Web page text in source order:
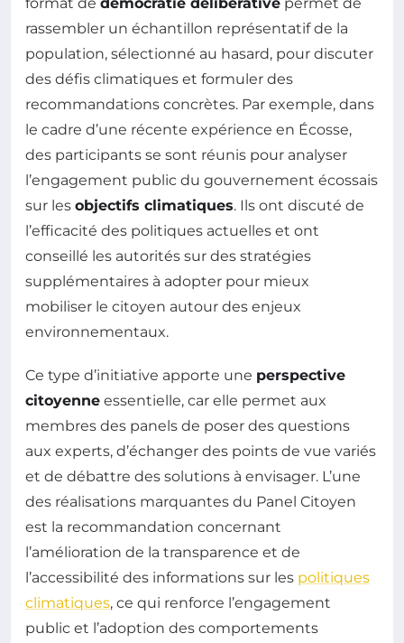
rassembler un échantillon représentatif de la
population, sélectionné au hasard, pour discuter
des défis climatiques et formuler des
recommandations concrètes. Par exemple, dans
le cadre d’une récente expérience en Écosse,
des participants se sont réunis pour analyser
l’engagement public du gouvernement écossais
sur les objectifs climatiques. Ils ont discuté de
l’efficacité des politiques actuelles et ont
conseillé les autorités sur des stratégies
supplémentaires à adopter pour mieux
mobiliser le citoyen autour des enjeux
environnementaux.
Ce type d’initiative apporte une perspective
citoyenne essentielle, car elle permet aux
membres des panels de poser des questions
aux experts, d’échanger des points de vue variés
et de débattre des solutions à envisager. L’une
des réalisations marquantes du Panel Citoyen
est la recommandation concernant
l’amélioration de la transparence et de
l’accessibilité des informations sur les politiques
climatiques, ce qui renforce l’engagement
public et l’adoption des comportements